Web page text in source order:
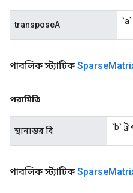
transposeA
পাবলিক স্ট্যাটিক Sparse
পরামিতি
স্থানান্তর বি `b`
পাবলিক স্ট্যাটিক Sparse